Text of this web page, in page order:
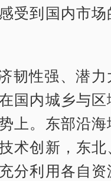
受到国内市
韧性强、潜力
国内城乡与
上。东部沿
术创新，东
分利用各自资